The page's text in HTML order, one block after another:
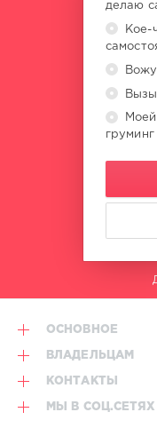
делаю
Кое-
груминг
ОСНОВНОЕ
ВЛАДЕЛЬЦАМ
КОНТАКТЫ
МЫ В СОЦ.СЕТЯХ